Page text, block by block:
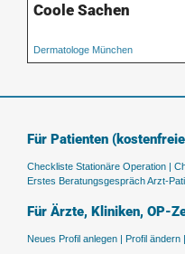
Coole Sachen
Dermatologe München
Für Patienten
Checkliste Stationäre Operation |
Erstes Beratungsgespräch Arzt-
Für Ärzte, Kliniken, OP-
Neues Profil anlegen | Profil ändern |